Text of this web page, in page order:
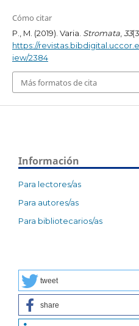
Cómo citar
P., M. (2019). Varia. Stromata,33
https://
iew/2384
Más formatos de cita
Información
Para lectores/as
Para autores/as
Para bibliotecarios/as
tweet
share